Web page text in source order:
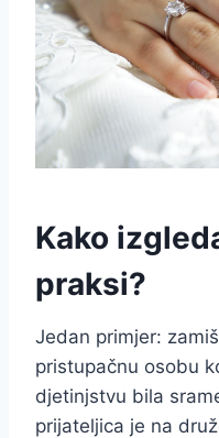
Kako
praksi?
Jedan primjer:
pristupačnu osobu
djetinjstvu bila
prijateljica je na